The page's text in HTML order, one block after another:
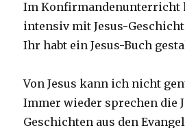
Im Konfirmandenunterricht
intensiv mit Jesus-
Ihr habt ein Jesus-Buch
Von Jesus kann ich nicht
Immer wieder sprechen die
Geschichten aus den